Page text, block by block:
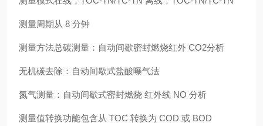
测量周期从 8 分钟
测量方法总碳测量：自动间歇密封燃烧红外 CO2分析
无机碳去除：自动间歇式盐酸曝气法
氮气测量：自动间歇式密封燃烧 红外线 NO 分析
测量值转换功能包含从 TOC 转换为 COD 或 BOD